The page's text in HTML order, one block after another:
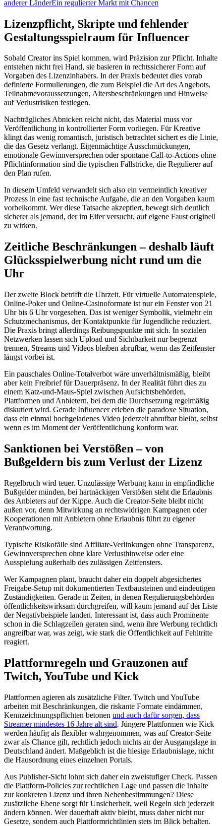
anderer LänderEin regulierter Markt mit Chancen
Lizenzpflicht, Skripte und fehlender
Gestaltungsspielraum für Influencer
Sobald Creator ins Spiel kommen, wird Präzision zur Pflicht. Inhalte
entstehen nicht frei Hand, sie basieren in rechtssicherer Form auf
Vorgaben des Lizenzinhabers. In der Praxis bedeutet dies vorab
definierte Formulierungen, die zum Beispiel die Art des Angebots,
Teilnahmevoraussetzungen, Altersbeschränkungen und Hinweise
auf Verlustrisiken festlegen.
Nachträgliches Abnicken reicht nicht, das Material muss vor
Veröffentlichung in kontrollierter Form vorliegen. Für Kreative
klingt das wenig romantisch, juristisch betrachtet sichert es die Linie,
die das Gesetz verlangt. Eigenmächtige Ausschmückungen,
emotionale Gewinnversprechen oder spontane Call-to-Actions ohne
Pflichtinformation sind die typischen Fallstricke, die Regulierer auf
den Plan rufen.
In diesem Umfeld verwandelt sich also ein vermeintlich kreativer
Prozess in eine fast technische Aufgabe, die an den Vorgaben kaum
vorbeikommt. Wer diese Tatsache akzeptiert, bewegt sich deutlich
sicherer als jemand, der im Eifer versucht, auf eigene Faust originell
zu wirken.
Zeitliche Beschränkungen – deshalb läuft
Glücksspielwerbung nicht rund um die
Uhr
Der zweite Block betrifft die Uhrzeit. Für virtuelle Automatenspiele,
Online-Poker und Online-Casinoformate ist nur ein Fenster von 21
Uhr bis 6 Uhr vorgesehen. Das ist weniger Symbolik, vielmehr ein
Schutzmechanismus, der Kontaktpunkte für Jugendliche reduziert.
Die Praxis bringt allerdings Reibungspunkte mit sich. In sozialen
Netzwerken lassen sich Upload und Sichtbarkeit nur begrenzt
trennen, Streams und Videos bleiben abrufbar, wenn das Zeitfenster
längst vorbei ist.
Ein pauschales Online-Totalverbot wäre unverhältnismäßig, bleibt
aber kein Freibrief für Dauerpräsenz. In der Realität führt dies zu
einem Katz-und-Maus-Spiel zwischen Aufsichtsbehörden,
Plattformen und Anbietern, bei dem die Durchsetzung regelmäßig
diskutiert wird. Gerade Influencer erleben die paradoxe Situation,
dass ein einmal hochgeladenes Video jederzeit abrufbar bleibt, selbst
wenn es im Moment der Veröffentlichung konform war.
Sanktionen bei Verstößen – von
Bußgeldern bis zum Verlust der Lizenz
Regelbruch wird teuer. Unzulässige Werbung kann in empfindliche
Bußgelder münden, bei hartnäckigen Verstößen steht die Erlaubnis
des Anbieters auf der Kippe. Auch die Creator-Seite bleibt nicht
außen vor, denn Mitwirkung an rechtswidrigen Kampagnen oder
Kooperationen mit Anbietern ohne Erlaubnis führt zu eigener
Verantwortung.
Typische Risikofälle sind Affiliate-Verlinkungen ohne Transparenz,
Gewinnversprechen ohne klare Verlusthinweise oder eine
Ausspielung außerhalb des zulässigen Zeitfensters.
Wer Kampagnen plant, braucht daher ein doppelt abgesichertes
Freigabe-Setup mit dokumentierten Textbausteinen und eindeutigen
Zuständigkeiten. Gerade in Zeiten, in denen Regulierungsbehörden
öffentlichkeitswirksam durchgreifen, will kaum jemand auf der Liste
der Negativbeispiele landen. Interessant ist, dass auch Prominente
schon in die Schlagzeilen geraten sind, wenn ihre Werbung rechtlich
angreifbar war, was zeigt, wie stark die Öffentlichkeit auf Fehltritte
reagiert.
Plattformregeln und Grauzonen auf
Twitch, YouTube und Kick
Plattformen agieren als zusätzliche Filter. Twitch und YouTube
arbeiten mit Beschränkungen, die riskante Formate eindämmen,
Kennzeichnungspflichten betonen und auch dafür sorgen, dass
Streamer mindestes 16 Jahre alt sind. Jüngere Plattformen wie Kick
werden häufig als flexibler wahrgenommen, was auf Creator-Seite
zwar als Chance gilt, rechtlich jedoch nichts an der Ausgangslage in
Deutschland ändert. Maßgeblich ist die hiesige Erlaubnislage, nicht
die Hausordnung eines einzelnen Portals.
Aus Publisher-Sicht lohnt sich daher ein zweistufiger Check. Passen
die Plattform-Policies zur rechtlichen Lage und passen die Inhalte
zur konkreten Lizenz und ihren Nebenbestimmungen? Diese
zusätzliche Ebene sorgt für Unsicherheit, weil Regeln sich jederzeit
ändern können. Wer dauerhaft aktiv bleibt, muss daher nicht nur
Gesetze, sondern auch Plattformrichtlinien stets im Blick behalten.